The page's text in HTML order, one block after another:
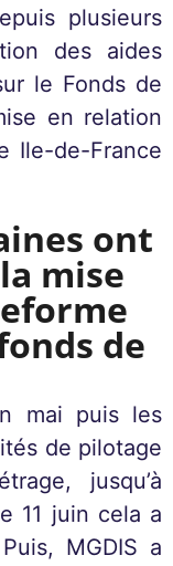
plusieurs
des aides
le Fonds de
en relation
Ile-de-France
ont
mise
de
mai puis les
de pilotage
jusqu’à
11 juin cela a
MGDIS a